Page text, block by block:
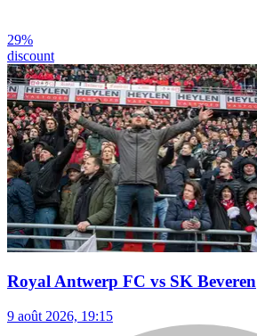
29%
discount
Royal Antwerp FC vs SK Beveren
9 août 2026, 19:15